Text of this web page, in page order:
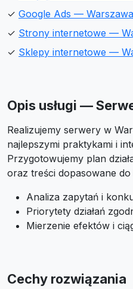
✓ Google Ads — Warszawa
✓ Strony internetowe —
✓ Sklepy internetowe —
Opis usługi —
Realizujemy serwery w
najlepszymi praktykami i
Przygotowujemy plan
oraz treści dopasowane
Analiza zapytań i
Priorytety działań
Mierzenie efektów i
Cechy rozwiązania